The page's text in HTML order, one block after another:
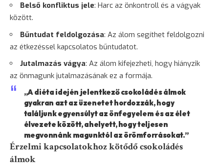
Belső konfliktus jele: Harc az önkontroll és a vágyak
között.
Bűntudat feldolgozása: Az álom segíthet feldolgozni
az étkezéssel kapcsolatos bűntudatot.
Jutalmazás vágya: Az álom kifejezheti, hogy hiányzik
az önmagunk jutalmazásának ez a formája.
„A diéta idején jelentkező csokoládés álmok
gyakran azt az üzenetet hordozzák, hogy
találjunk egyensúlyt az önfegyelem és az élet
élvezete között, ahelyett, hogy teljesen
megvonnánk magunktól az örömforrásokat.”
Érzelmi kapcsolatokhoz kötődő csokoládés
álmok